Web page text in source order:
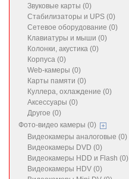
Звуковые карты (0)
Стабилизаторы и UPS (0)
Сетевое оборудование (0)
Клавиатуры и мыши (0)
Колонки, акустика (0)
Корпуса (0)
Web-камеры (0)
Карты памяти (0)
Куллера, охлаждение (0)
Аксессуары (0)
Другое (0)
Фото-видео камеры (0)
Видеокамеры аналоговые (0)
Видеокамеры DVD (0)
Видеокамеры HDD и Flash (0)
Видеокамеры HDV (0)